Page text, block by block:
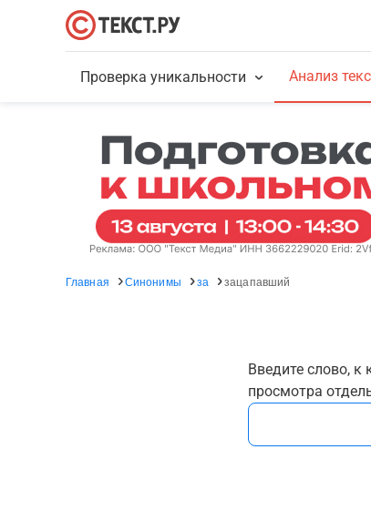
Проверка уникальности Анализ
Главная Синонимы за зацапавший
Введите слово, к
просмотра